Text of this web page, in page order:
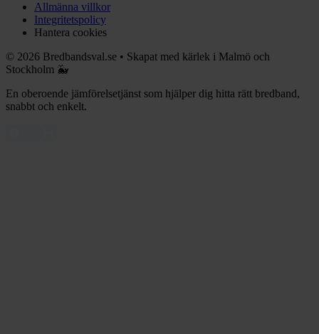
Allmänna villkor
Integritetspolicy
Hantera cookies
© 2026 Bredbandsval.se • Skapat med kärlek i Malmö och
Stockholm 🐳
En oberoende jämförelsetjänst som hjälper dig hitta rätt bredband,
snabbt och enkelt.